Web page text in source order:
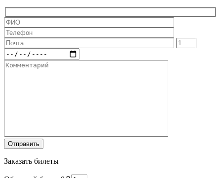
Заказать билеты